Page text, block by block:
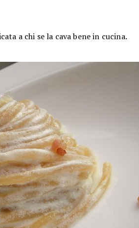
a chi se la cava bene in cucina.